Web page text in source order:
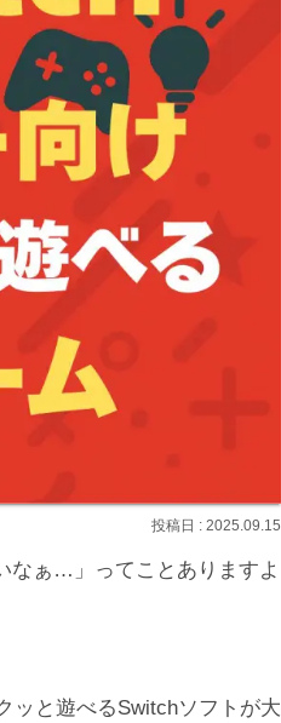
2025.09.15
なぁ…」ってことありますよ
ッと遊べるSwitchソフトが大